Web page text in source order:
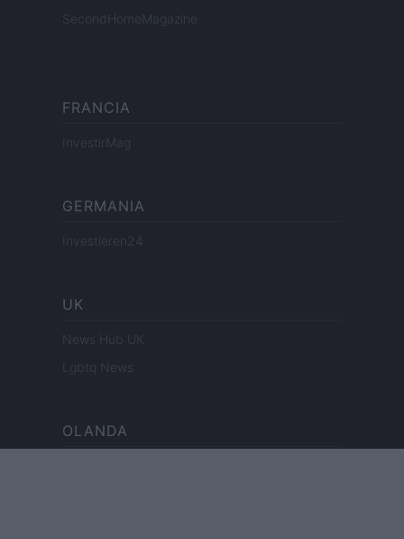
SecondHomeMagazine
FRANCIA
InvestirMag
GERMANIA
Investieren24
UK
News Hub UK
Lgbtq News
OLANDA